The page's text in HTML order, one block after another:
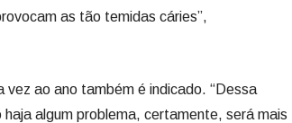
as tão temidas cáries”,
ao ano também é indicado. “Dessa
algum problema, certamente, será mais